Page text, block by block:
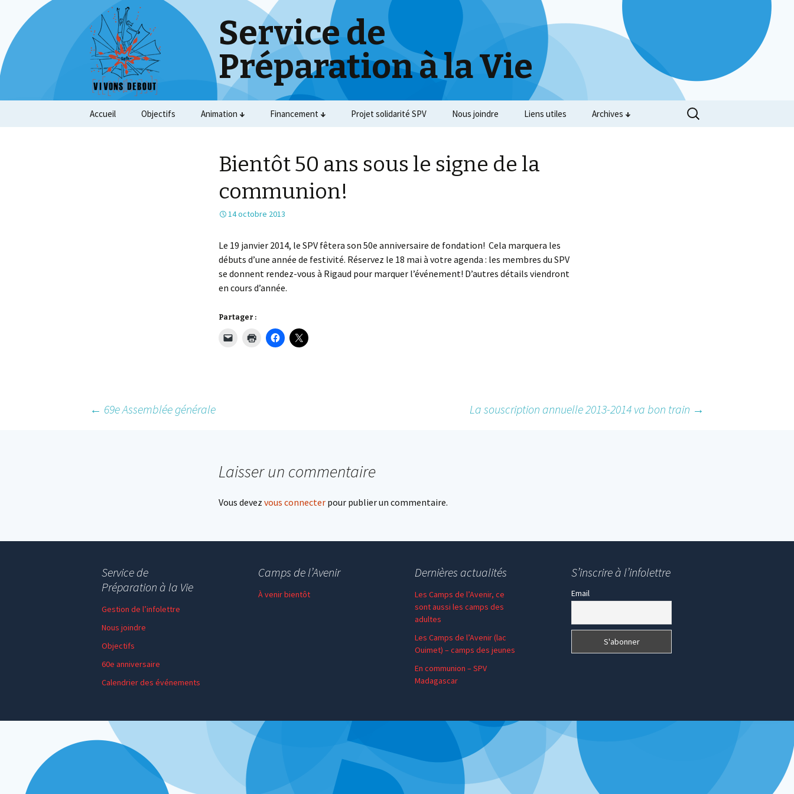
Service de
Préparation à la Vie
Accueil Objectifs Animation Financement Projet solidarité SPV Nous joindre Liens utiles Archives
Bientôt 50 ans sous le signe de la
communion!
14 octobre 2013
Le 19 janvier 2014, le SPV fêtera son 50e anniversaire de fondation! Cela marquera les
débuts d’une année de festivité. Réservez le 18 mai à votre agenda : les membres du SPV
se donnent rendez-vous à Rigaud pour marquer l’événement! D’autres détails viendront
en cours d’année.
Partager :
← 69e Assemblée générale La souscription annuelle 2013-2014 va bon train →
Laisser un commentaire
Vous devez vous connecter pour publier un commentaire.
Service de
Préparation à la Vie
Gestion de l’infolettre
Nous joindre
Objectifs
60e anniversaire
Calendrier des événements
Thème de l’année
Faire un don
Camps de l’Avenir
À venir bientôt
Dernières actualités
Les Camps de l’Avenir, ce
sont aussi les camps des
adultes
Les Camps de l’Avenir (lac
Ouimet) – camps des jeunes
En communion – SPV
Madagascar
S’inscrire à l’infolettre
Email